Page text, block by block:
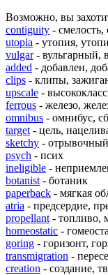
Возможно, вы
contiguity -
utopia - утопия,
vulgar- вульгарный,
added - добавлен,
clips - клипы,
upscale -
ferrous - железо,
omnibus - омнибус,
target - цель,
sketchy -
psych - псих
ineligible -
botanist - ботаник
paperback - мягкая
atria - предсердие,
propellant - топливо,
homeostatic -
goring - горизонт,
transmigration -
creation - создание,